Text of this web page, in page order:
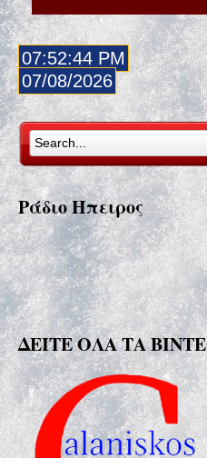
07:52:45 PM
07/08/2026
Ράδιο Ήπειρος
ΔΕΙΤΕ ΟΛΑ ΤΑ